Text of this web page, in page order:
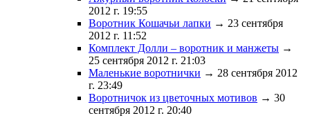
2012 г. 19:55
Воротник Кошачьи лапки → 23 сентября
2012 г. 11:52
Комплект Долли – воротник и манжеты →
25 сентября 2012 г. 21:03
Маленькие воротнички → 28 сентября 2012
г. 23:49
Воротничок из цветочных мотивов → 30
сентября 2012 г. 20:40